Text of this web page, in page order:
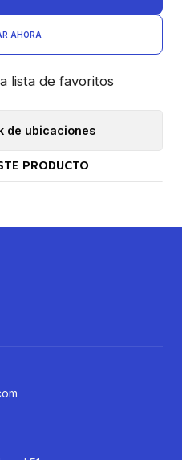
AHORA
lista de favoritos
de ubicaciones
PRODUCTO